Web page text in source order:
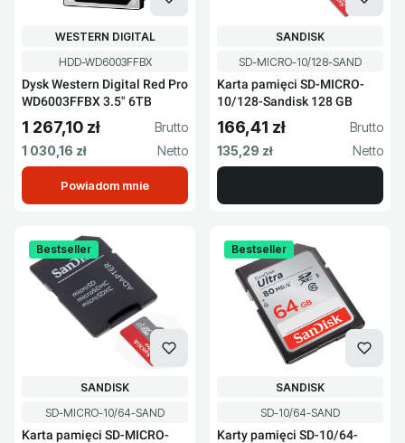
Kod produktu
HDD-WD6003FFBX
Dysk Western Digital Red Pro
WD6003FFBX 3.5" 6TB
PRODUCENT
WESTERN DIGITAL
Cena brutto
1 267,10 zł
Cena netto
1 030,16 zł
Powiadom mnie
Kod produktu
SD-MICRO-10/128-SAND
Karta pamięci SD-MICRO-
10/128-Sandisk 128 GB
PRODUCENT
SANDISK
Cena brutto
166,41 zł
Cena netto
135,29 zł
Bestseller
Kod produktu
SD-MICRO-10/64-SAND
Karta pamięci SD-MICRO-
PRODUCENT
SANDISK
Bestseller
Kod produktu
SD-10/64-SAND
Karty pamięci SD-10/64-
PRODUCENT
SANDISK